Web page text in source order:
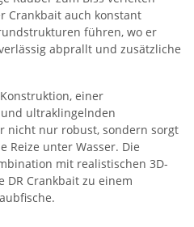
Crankbait auch konstant
führen, wo er
abprallt und zusätzliche
einer
ultraklingelnden
nicht nur robust, sondern sorgt
Reize unter Wasser. Die
mit realistischen 3D-
DR Crankbait zu einem